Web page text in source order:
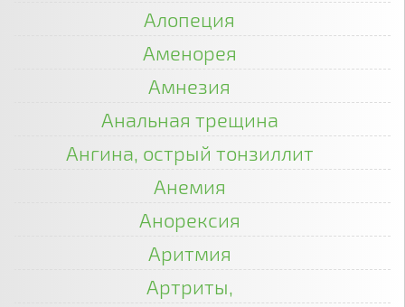
Алопеция
Аменорея
Амнезия
Анальная трещина
Ангина, острый тонзиллит
Анемия
Анорексия
Аритмия
Артриты,